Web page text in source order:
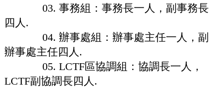
03. 事務組：事務長一人，副事務長
四人.
04. 辦事處組：辦事處主任一人，副
辦事處主任四人.
05. LCTF區協調組：協調長一人，
LCTF副協調長四人.